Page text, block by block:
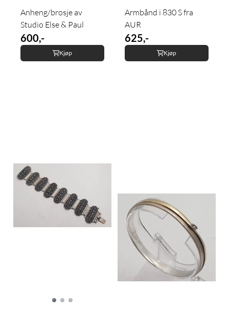
Anheng/brosje av
Studio Else & Paul
600,-
Kjøp
Armbånd i 830 S fra
AUR
625,-
Kjøp